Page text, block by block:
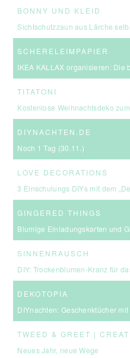
BONNY UND KLEID
Sichtschutzzaun aus Lärche selbst
SCHERELEIMPAPIER
IKEA KALLAX organisieren: Die
TITATONI
Kostenlose Weihnachtsdeko zum
DIYNACHTEN.DE
Noch 1 Tag (30.11.)
LOVE DECORATIONS
3 Einschulungs DIYs mit dem „Deine Dinge
GINGERED THINGS
Blumige Einladungskarten und
SINNENRAUSCH
DIY: Trockenblumen-Kranz für
DEKOTOPIA
DIYnachten: Geschenktücher
Neues Jahr, neue Wege